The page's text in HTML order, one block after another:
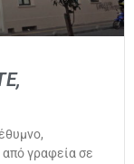
γραφεία σε